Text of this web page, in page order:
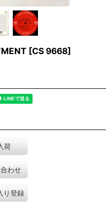
[CS 9668]
荷
わせ
り登録